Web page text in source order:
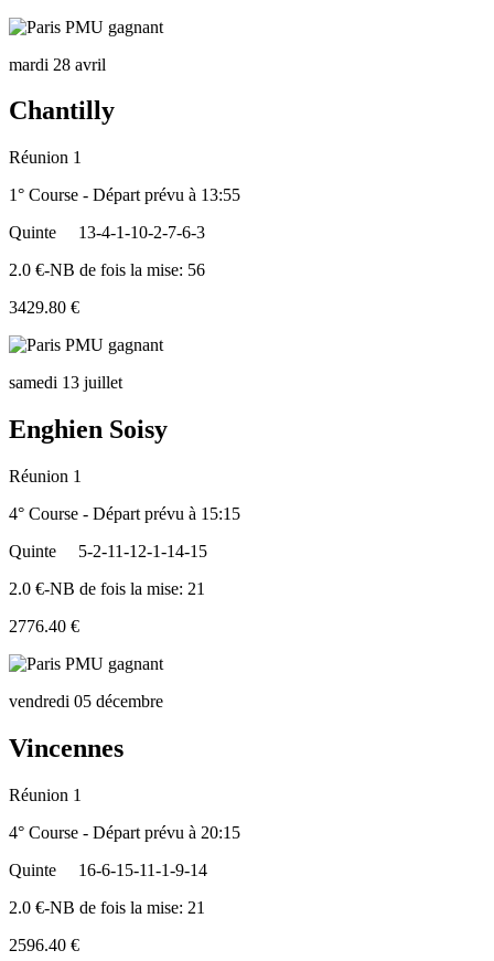
mardi 28 avril
Chantilly
Réunion 1
1° Course - Départ prévu à 13:55
Quinte
13-4-1-10-2-7-6-3
2.0 €-NB de fois la mise: 56
3429.80 €
samedi 13 juillet
Enghien Soisy
Réunion 1
4° Course - Départ prévu à 15:15
Quinte
5-2-11-12-1-14-15
2.0 €-NB de fois la mise: 21
2776.40 €
vendredi 05 décembre
Vincennes
Réunion 1
4° Course - Départ prévu à 20:15
Quinte
16-6-15-11-1-9-14
2.0 €-NB de fois la mise: 21
2596.40 €